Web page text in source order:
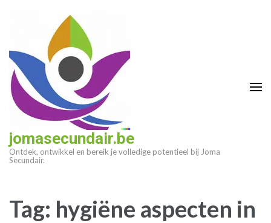
(druk
enter)
jomasecundair.be
Ontdek, ontwikkel en bereik je volledige potentieel bij Joma
Secundair.
Tag: hygiëne aspecten in